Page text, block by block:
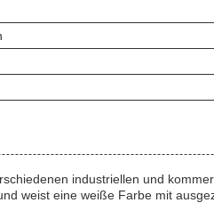
industriellen und
weist eine weiße Farbe mit